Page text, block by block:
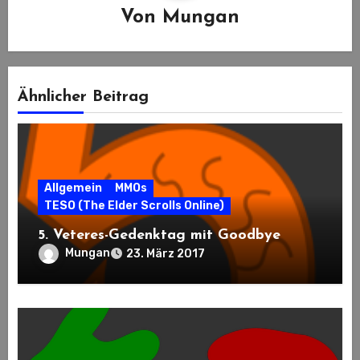
Von Mungan
Ähnlicher Beitrag
Allgemein
MMOs
TESO (The Elder Scrolls Online)
5. Veteres-Gedenktag mit Goodbye
Mungan 23. März 2017